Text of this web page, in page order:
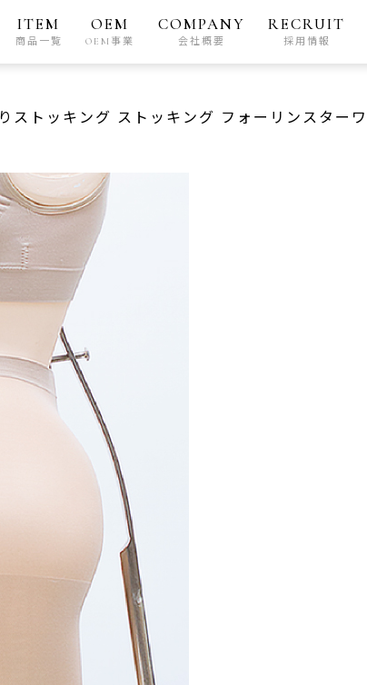
ITEM
商品一覧
OEM
OEM事業
COMPANY
会社概要
RECRUIT
採用情報
トッキング ストッキング フォーリンスター